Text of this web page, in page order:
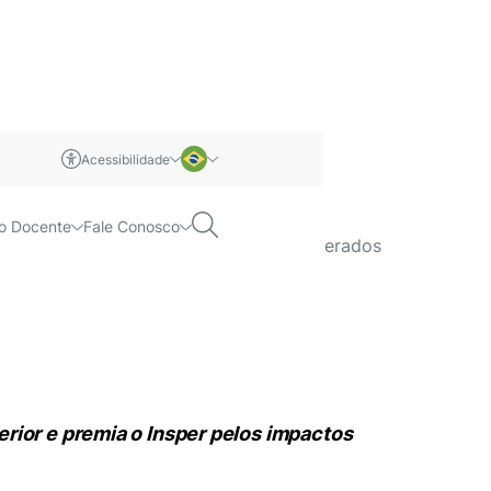
Acessibilidade
Português
Docente Fale Conosco
o Insper pelos impactos positivos gerados
e premia o Insper pelos impactos